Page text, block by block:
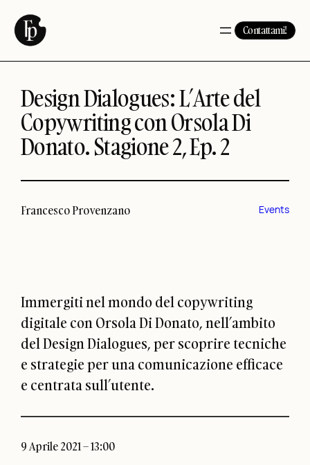
contenuto
Contattami!
Design Dialogues: L’Arte del
Copywriting con Orsola Di
Donato. Stagione 2, Ep. 2
Francesco Provenzano Events
Immergiti nel mondo del copywriting
digitale con Orsola Di Donato, nell’ambito
del Design Dialogues, per scoprire tecniche
e strategie per una comunicazione efficace
e centrata sull’utente.
9 Aprile 2021 – 13:00